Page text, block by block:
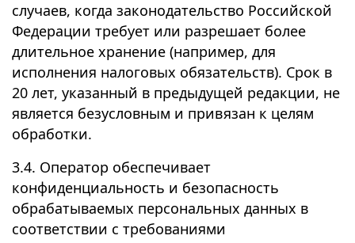
случаев, когда законодательство Российской
Федерации требует или разрешает более
длительное хранение (например, для
исполнения налоговых обязательств). Срок в
20 лет, указанный в предыдущей редакции, не
является безусловным и привязан к целям
обработки.
3.4. Оператор обеспечивает
конфиденциальность и безопасность
обрабатываемых персональных данных в
соответствии с требованиями